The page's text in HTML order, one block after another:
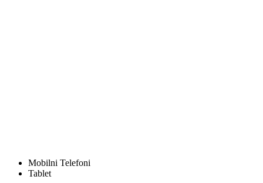
Mobilni Telefoni
Tablet